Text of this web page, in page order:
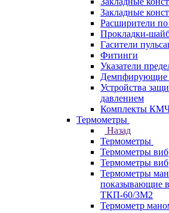
Закладные
Расширители
Прокладки-
Гасители
Фитинги
Указатели
Демпфирующие
Устройства
давлением
Комплекты КМЧ
Термометры
Назад
Термометры
Термометры
Термометры
Термометры
показывающие
ТКП-60/3М2
Термометр